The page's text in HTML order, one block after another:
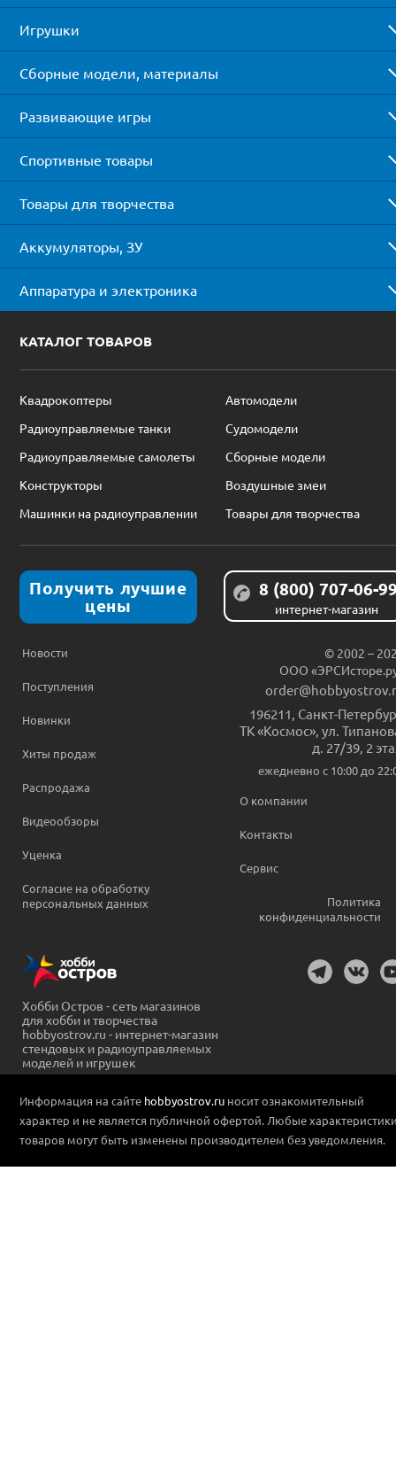
Игрушки
Сборные модели, материалы
Развивающие игры
Спортивные товары
Товары для творчества
Аккумуляторы, ЗУ
Аппаратура и электроника
КАТАЛОГ ТОВАРОВ
Квадрокоптеры
Автомодели
Радиоуправляемые танки
Судомодели
Радиоуправляемые самолеты
Сборные модели
Конструкторы
Воздушные змеи
Машинки на радиоуправлении
Товары для творчества
Получить лучшие
цены
8 (800) 707-06-
интернет-магазин
Новости
Поступления
Новинки
Хиты продаж
Распродажа
Видеообзоры
Уценка
Согласие на обработку
персональных данных
© 2002 –
ООО
196211 Санкт-
ТК «Космос», ул.
д. 27/39, 2
ежедневно c 10:00 до
О компании
Контакты
Сервис
Политика
конфиденциальности
Хобби Остров - сеть магазинов
для хобби и творчества
hobbyostrov.ru - интернет-магазин
стендовых и радиоуправляемых
моделей и игрушек
Информация на сайте hobbyostrov.ru носит ознакомительный
характер и не является публичной офертой. Любые
товаров могут быть изменены производителем без уведомления.